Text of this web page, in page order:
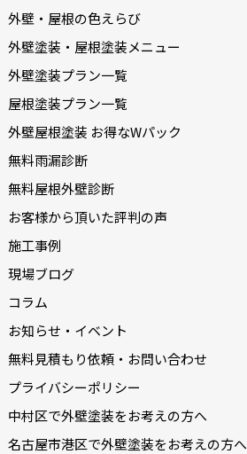
外壁・屋根の色えらび
外壁塗装・屋根塗装メニュー
外壁塗装プラン一覧
屋根塗装プラン一覧
外壁屋根塗装 お得なWパック
無料雨漏診断
無料屋根外壁診断
お客様から頂いた評判の声
施工事例
現場ブログ
コラム
お知らせ・イベント
無料見積もり依頼・お問い合わせ
プライバシーポリシー
中村区で外壁塗装をお考えの方へ
名古屋市港区で外壁塗装をお考えの方へ